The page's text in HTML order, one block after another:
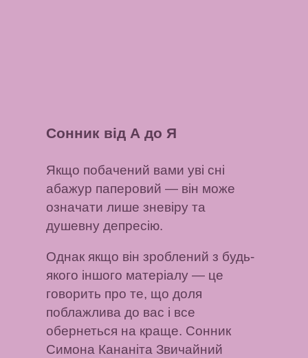
Сонник від А до Я
Якщо побачений вами уві сні
абажур паперовий — він може
означати лише зневіру та
душевну депресію.
Однак якщо він зроблений з будь-
якого іншого матеріалу — це
говорить про те, що доля
поблажлива до вас і все
обернеться на краще. Сонник
Симона Кананіта Звичайний